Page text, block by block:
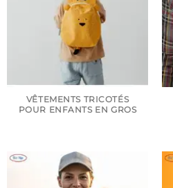
VÊTEMENTS TRICOTÉS
POUR ENFANTS EN GROS